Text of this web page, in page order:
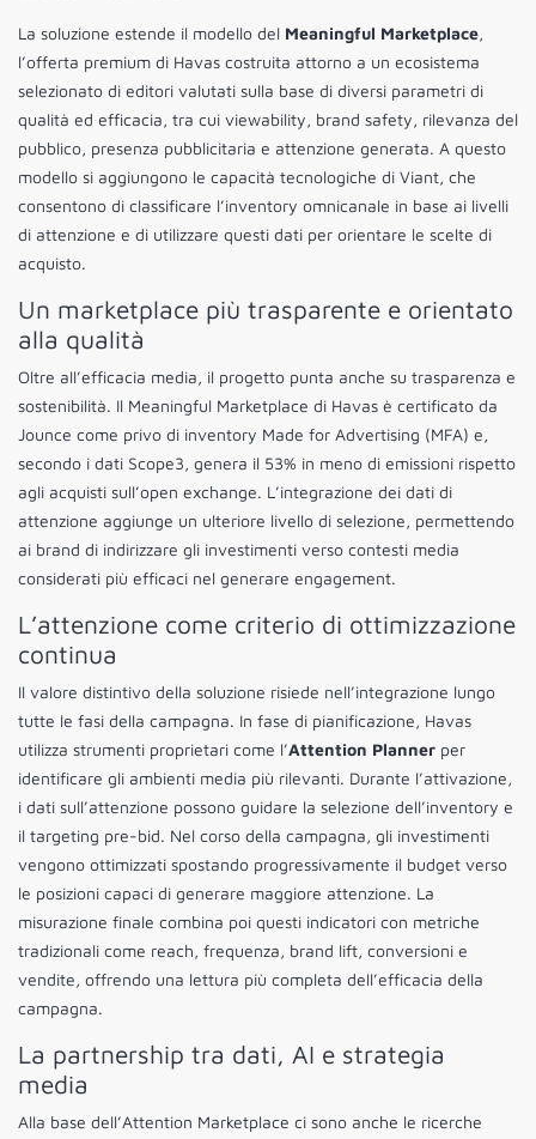
La soluzione estende il modello del Meaningful Marketplace,
l’offerta premium di Havas costruita attorno a un ecosistema
selezionato di editori valutati sulla base di diversi parametri di
qualità ed efficacia, tra cui viewability, brand safety, rilevanza del
pubblico, presenza pubblicitaria e attenzione generata. A questo
modello si aggiungono le capacità tecnologiche di Viant, che
consentono di classificare l’inventory omnicanale in base ai livelli
di attenzione e di utilizzare questi dati per orientare le scelte di
acquisto.
Un marketplace più trasparente e orientato
alla qualità
Oltre all’efficacia media, il progetto punta anche su trasparenza e
sostenibilità. Il Meaningful Marketplace di Havas è certificato da
Jounce come privo di inventory Made for Advertising (MFA) e,
secondo i dati Scope3, genera il 53% in meno di emissioni rispetto
agli acquisti sull’open exchange. L’integrazione dei dati di
attenzione aggiunge un ulteriore livello di selezione, permettendo
ai brand di indirizzare gli investimenti verso contesti media
considerati più efficaci nel generare engagement.
L’attenzione come criterio di ottimizzazione
continua
Il valore distintivo della soluzione risiede nell’integrazione lungo
tutte le fasi della campagna. In fase di pianificazione, Havas
utilizza strumenti proprietari come l’Attention Planner per
identificare gli ambienti media più rilevanti. Durante l’attivazione,
i dati sull’attenzione possono guidare la selezione dell’inventory e
il targeting pre-bid. Nel corso della campagna, gli investimenti
vengono ottimizzati spostando progressivamente il budget verso
le posizioni capaci di generare maggiore attenzione. La
misurazione finale combina poi questi indicatori con metriche
tradizionali come reach, frequenza, brand lift, conversioni e
vendite, offrendo una lettura più completa dell’efficacia della
campagna.
La partnership tra dati, AI e strategia
media
Alla base dell’Attention Marketplace ci sono anche le ricerche